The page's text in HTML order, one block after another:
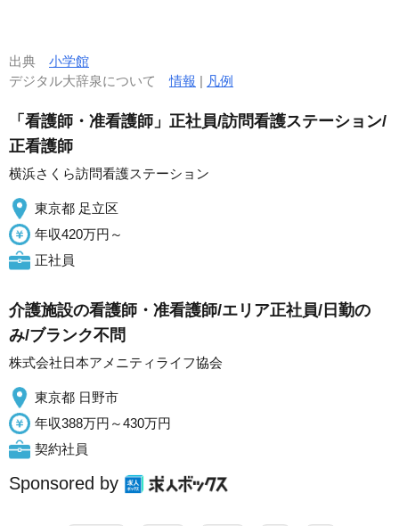
出典 小学館
デジタル大辞泉について情報 | 凡例
「看護師・准看護師」正社員/訪問看護ステーション/
正看護師
横浜さくら訪問看護ステーション
東京都 足立区
年収420万円～
正社員
介護施設の看護師・准看護師/エリア正社員/日勤の
み/ブランク不問
株式会社日本アメニティライフ協会
東京都 日野市
年収388万円～430万円
契約社員
Sponsored by